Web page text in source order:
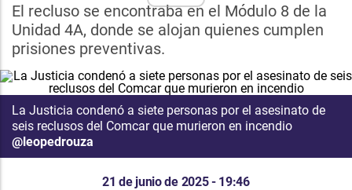
El recluso se encontraba en el Módulo 8 de la
Unidad 4A, donde se alojan quienes cumplen
prisiones preventivas.
La Justicia condenó a siete personas por el asesinato de
seis reclusos del Comcar que murieron en incendio
@leopedrouza
21 de junio de 2025 - 19:46